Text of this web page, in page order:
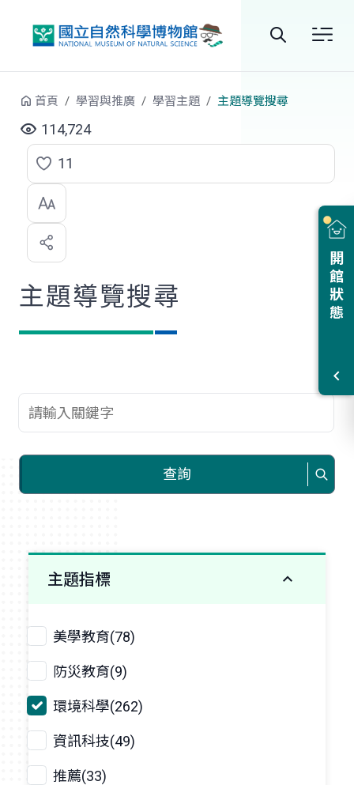
站
尋
開館狀態
首頁 學習與推廣 學習主題 主題導覽搜尋
114,724
點
選
喜
歡
11
主題導覽搜尋
查詢關鍵字
查詢
主題指標
美學教育(78)
防災教育(9)
環境科學(262)
資訊科技(49)
推薦(33)